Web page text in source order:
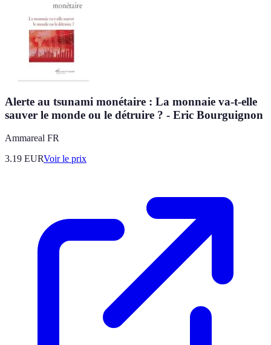
Alerte au tsunami monétaire : La monnaie va-t-elle
sauver le monde ou le détruire ? - Eric Bourguignon
Ammareal FR
3.19 EURVoir le prix